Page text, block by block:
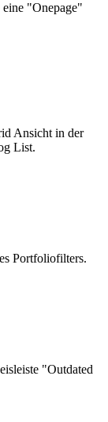
eine "Onepage"
Ansicht in der
List.
Portfoliofilters.
"Outdated